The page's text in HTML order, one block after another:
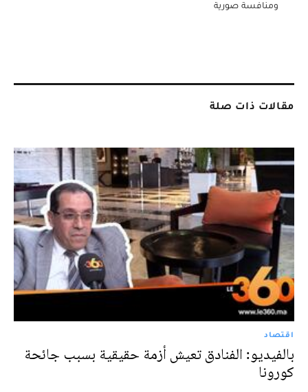
ومنافسة صورية
مقالات ذات صلة
اقتصاد
بالفيديو: الفنادق تعيش أزمة حقيقية بسبب جائحة
كورونا